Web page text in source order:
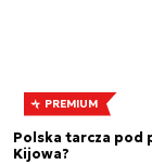
PREMIUM
Polska tarcza pod
Kijowa?